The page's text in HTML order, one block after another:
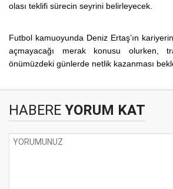
olası teklifi sürecin seyrini belirleyecek.
Futbol kamuoyunda Deniz Ertaş’ın
açmayacağı merak konusu olurken,
önümüzdeki günlerde netlik kazanması
HABERE YORUM KAT